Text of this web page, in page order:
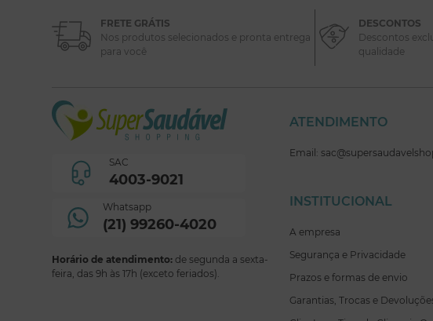
FRETE GRÁTIS
Nos produtos selecionados e pronta entrega
para você
DESCONTOS
Descontos
qualidade
SAC
4003-9021
Whatsapp
(21) 99260-4020
Horário de atendimento: de segunda a sexta-
feira, das 9h às 17h (exceto feriados).
ATENDIMENTO
Email:
INSTITUCIONAL
A empresa
Segurança e Privacidade
Prazos e formas de envio
Garantias, Trocas e